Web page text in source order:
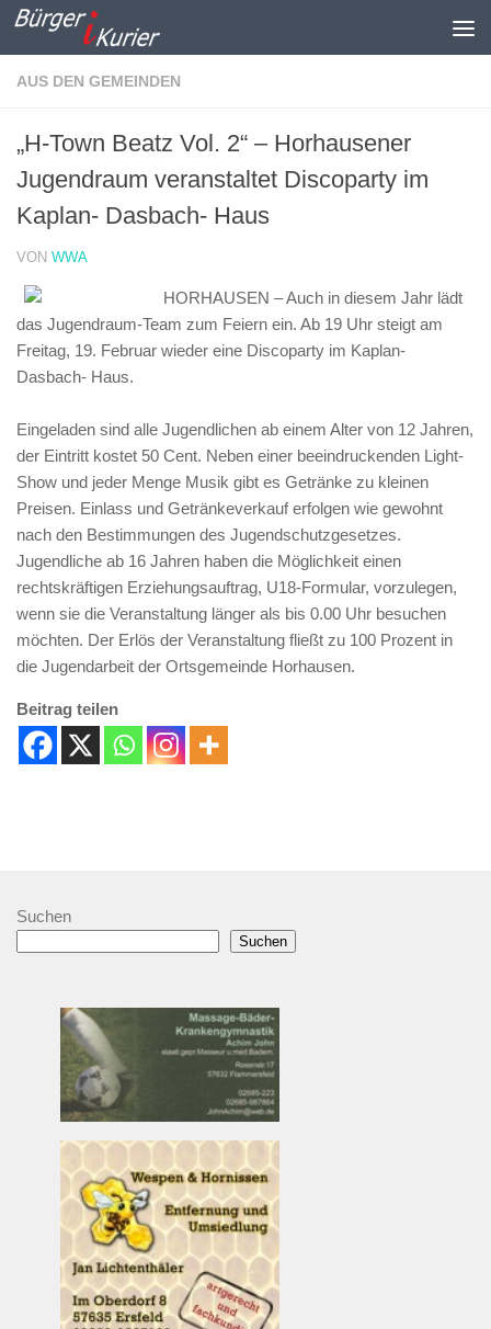
Zum Inhalt springen
AUS DEN GEMEINDEN
„H-Town Beatz Vol. 2“ – Horhausener
Jugendraum veranstaltet Discoparty im
Kaplan- Dasbach- Haus
VON WWA
HORHAUSEN – Auch in diesem Jahr lädt
das Jugendraum-Team zum Feiern ein. Ab 19 Uhr steigt am
Freitag, 19. Februar wieder eine Discoparty im Kaplan-
Dasbach- Haus.
Eingeladen sind alle Jugendlichen ab einem Alter von 12 Jahren,
der Eintritt kostet 50 Cent. Neben einer beeindruckenden Light-
Show und jeder Menge Musik gibt es Getränke zu kleinen
Preisen. Einlass und Getränkeverkauf erfolgen wie gewohnt
nach den Bestimmungen des Jugendschutzgesetzes.
Jugendliche ab 16 Jahren haben die Möglichkeit einen
rechtskräftigen Erziehungsauftrag, U18-Formular, vorzulegen,
wenn sie die Veranstaltung länger als bis 0.00 Uhr besuchen
möchten. Der Erlös der Veranstaltung fließt zu 100 Prozent in
die Jugendarbeit der Ortsgemeinde Horhausen.
Beitrag teilen
Suchen
Suchen